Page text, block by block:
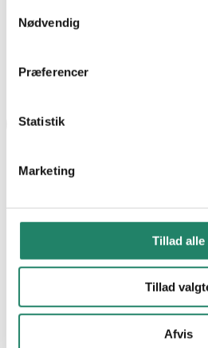
Nødvendig
Præferencer
Statistik
Marketing
Tillad alle
Tillad
Afvis